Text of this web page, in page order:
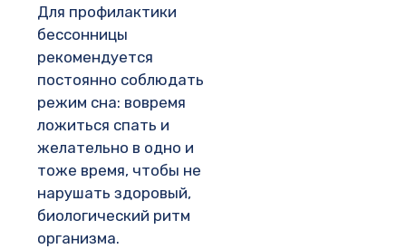
Для профилактики
бессонницы
рекомендуется
постоянно соблюдать
режим сна: вовремя
ложиться спать и
желательно в одно и
тоже время, чтобы не
нарушать здоровый,
биологический ритм
организма.